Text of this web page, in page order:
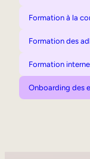
Formation à la
Formation des
Formation interne
Onboarding des